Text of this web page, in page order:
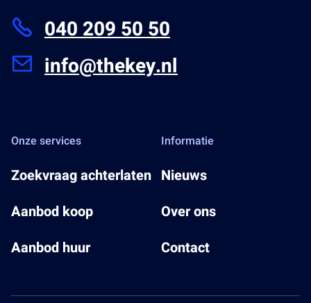
040 209 50 50
info@thekey.nl
Onze services
Zoekvraag achterlaten
Aanbod koop
Aanbod huur
Informatie
Nieuws
Over ons
Contact